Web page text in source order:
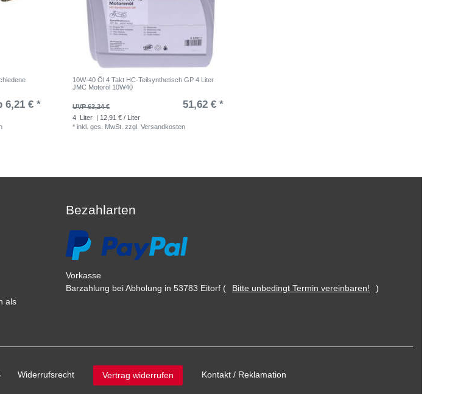
6,21 € *
10W-40 Öl 4 Takt HC-Teilsynthetisch GP 4 Liter
JMC Motoröl 10W40
UVP 63,24 € 51,62 € *
4 Liter
| 12,91 € / Liter
*inkl. ges. MwSt. zzgl.Versandkosten
als
Bezahlarten
Vorkasse
Barzahlung bei Abholung in 53783 Eitorf (
Bitte unbedingt Termin vereinbaren! )
Widerrufs­recht Vertrag widerrufen Kontakt / Reklamation